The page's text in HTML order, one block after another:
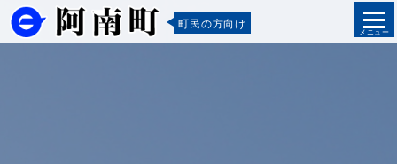
町民の方向け
メニュー